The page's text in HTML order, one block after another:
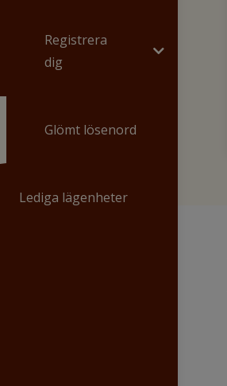
Registrera
dig
Glömt lösenord
Lediga lägenheter